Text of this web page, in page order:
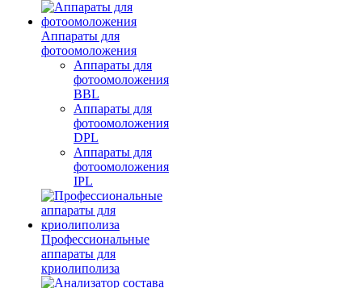
Аппараты для
фотоомоложения
Аппараты для
фотоомоложения
BBL
Аппараты для
фотоомоложения
DPL
Аппараты для
фотоомоложения
IPL
Профессиональные
аппараты для
криолиполиза